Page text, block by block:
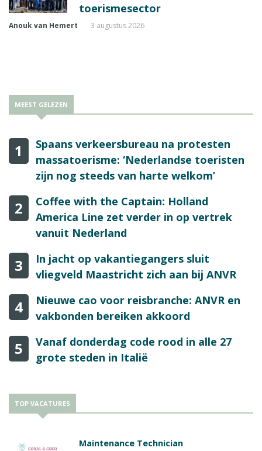
toerismesector
Anouk van Hemert 3 augustus 2026
MEEST GELEZEN
1
Spaans verkeersbureau na protesten
massatoerisme: ‘Nederlandse toeristen
zijn nog steeds van harte welkom’
2
Coffee with the Captain: Holland
America Line zet verder in op vertrek
vanuit Nederland
3
In jacht op vakantiegangers sluit
vliegveld Maastricht zich aan bij ANVR
4
Nieuwe cao voor reisbranche: ANVR en
vakbonden bereiken akkoord
5
Vanaf donderdag code rood in alle 27
grote steden in Italië
TOP VACATURES
Maintenance Technician